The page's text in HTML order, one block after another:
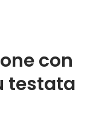
con
testata